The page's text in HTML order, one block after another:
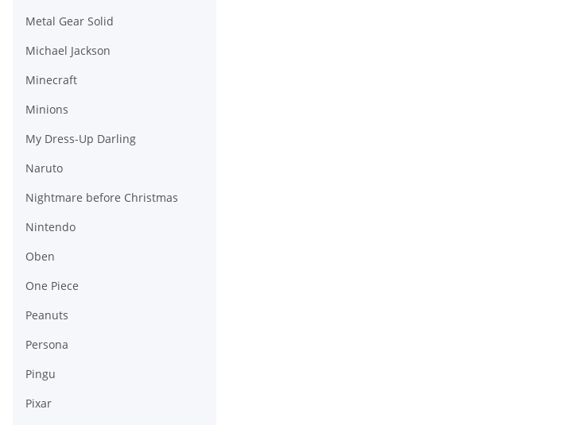
Metal Gear Solid
Michael Jackson
Minecraft
Minions
My Dress-Up Darling
Naruto
Nightmare before Christmas
Nintendo
Oben
One Piece
Peanuts
Persona
Pingu
Pixar